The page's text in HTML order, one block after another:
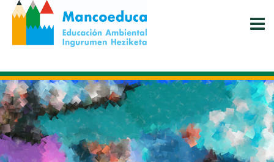
Skip
content